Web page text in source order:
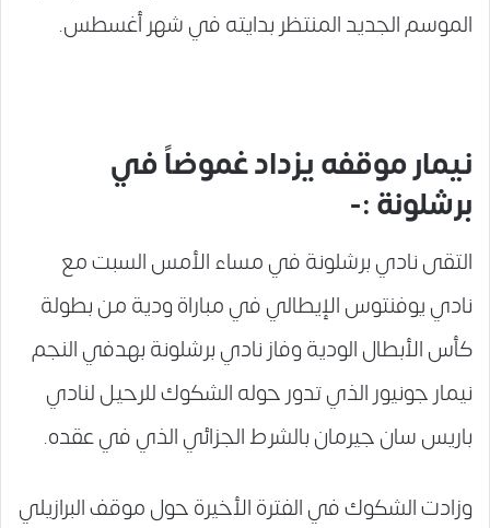
الموسم الجديد المنتظر بدايته في شهر أغسطس.
نيمار موقفه يزداد غموضاً في
برشلونة :-
التقى نادي برشلونة في مساء الأمس السبت مع
نادي يوفنتوس الإيطالي في مباراة ودية من بطولة
كأس الأبطال الودية وفاز نادي برشلونة بهدفي النجم
نيمار جونيور الذي تدور حوله الشكوك للرحيل لنادي
باريس سان جيرمان بالشرط الجزائي الذي في عقده.
وزادت الشكوك في الفترة الأخيرة حول موقف البرازيلي